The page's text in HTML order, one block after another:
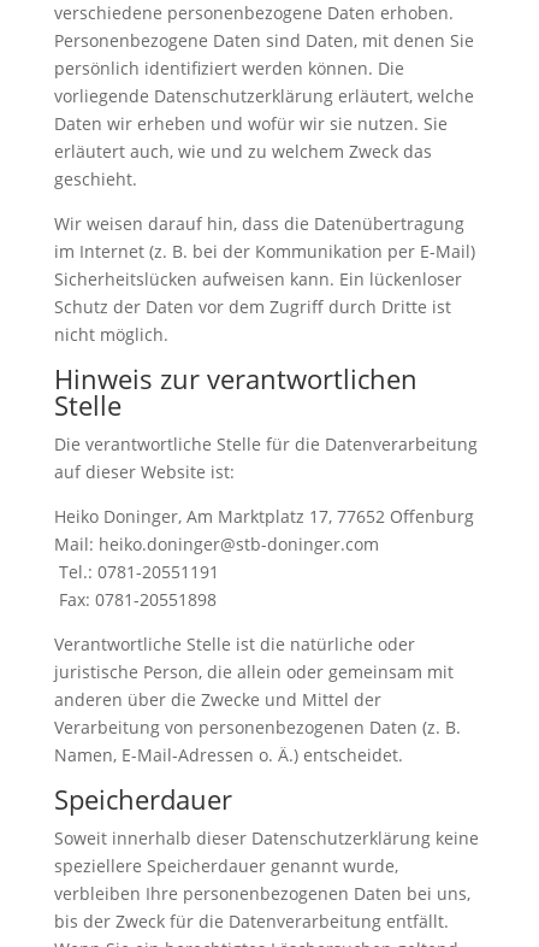
verschiedene personenbezogene Daten erhoben.
Personenbezogene Daten sind Daten, mit denen Sie
persönlich identifiziert werden können. Die
vorliegende Datenschutzerklärung erläutert, welche
Daten wir erheben und wofür wir sie nutzen. Sie
erläutert auch, wie und zu welchem Zweck das
geschieht.
Wir weisen darauf hin, dass die Datenübertragung
im Internet (z. B. bei der Kommunikation per E-Mail)
Sicherheitslücken aufweisen kann. Ein lückenloser
Schutz der Daten vor dem Zugriff durch Dritte ist
nicht möglich.
Hinweis zur verantwortlichen
Stelle
Die verantwortliche Stelle für die Datenverarbeitung
auf dieser Website ist:
Heiko Doninger, Am Marktplatz 17, 77652 Offenburg
Mail: heiko.doninger@stb-doninger.com
Tel.: 0781-20551191
Fax: 0781-20551898
Verantwortliche Stelle ist die natürliche oder
juristische Person, die allein oder gemeinsam mit
anderen über die Zwecke und Mittel der
Verarbeitung von personenbezogenen Daten (z. B.
Namen, E-Mail-Adressen o. Ä.) entscheidet.
Speicherdauer
Soweit innerhalb dieser Datenschutzerklärung keine
speziellere Speicherdauer genannt wurde,
verbleiben Ihre personenbezogenen Daten bei uns,
bis der Zweck für die Datenverarbeitung entfällt.